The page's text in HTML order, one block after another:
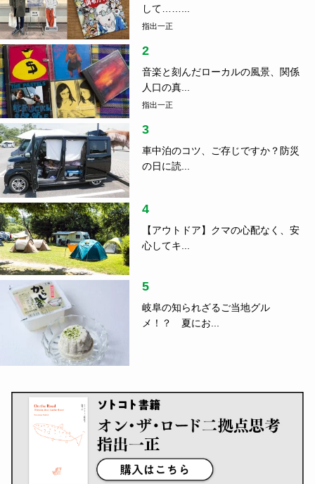
して……...
指出一正
2
音楽と刻んだローカルの風景、関係
人口の真...
指出一正
3
車中泊のコツ、ご存じですか？防災
の日に読...
4
【アウトドア】クマの心配なく、安
心してキ...
5
岐阜の知られざるご当地グル
メ！？ 夏にお...